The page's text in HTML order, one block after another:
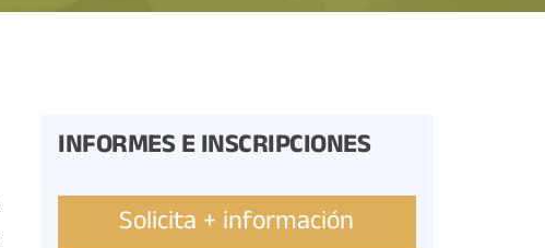
INFORMES E INSCRIPCIONES
Solicita + información